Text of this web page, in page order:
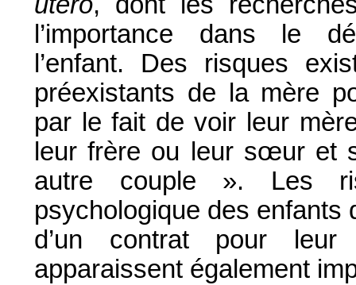
l’importance dans le
l’enfant. Des risques
préexistants de la mère
par le fait de voir leur
leur frère ou leur sœur et
autre couple ». Les
psychologique des enfants
d’un contrat pour leur
apparaissent également